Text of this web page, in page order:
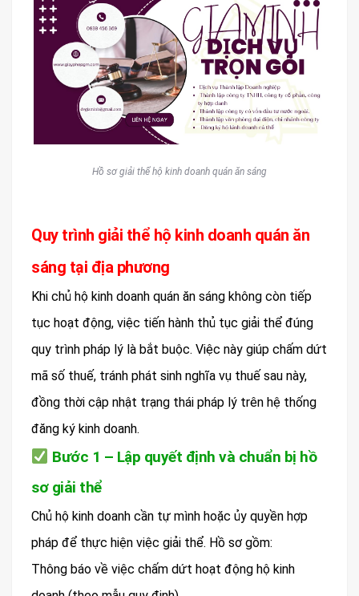
Hồ sơ giải thể hộ kinh doanh quán ăn sáng
Quy trình giải thể hộ kinh doanh quán ăn
sáng tại địa phương
Khi chủ hộ kinh doanh quán ăn sáng không còn tiếp
tục hoạt động, việc tiến hành thủ tục giải thể đúng
quy trình pháp lý là bắt buộc. Việc này giúp chấm dứt
mã số thuế, tránh phát sinh nghĩa vụ thuế sau này,
đồng thời cập nhật trạng thái pháp lý trên hệ thống
đăng ký kinh doanh.
Bước 1 – Lập quyết định và chuẩn bị hồ
sơ giải thể
Chủ hộ kinh doanh cần tự mình hoặc ủy quyền hợp
pháp để thực hiện việc giải thể. Hồ sơ gồm:
Thông báo về việc chấm dứt hoạt động hộ kinh